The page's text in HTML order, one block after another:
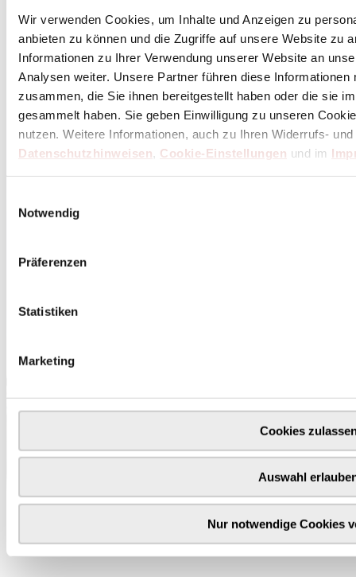
Wir verwenden Cookies, um Inhalte und Anzeigen zu
anbieten zu können und die Zugriffe auf unsere Website zu
Informationen zu Ihrer Verwendung unserer Website an
Analysen weiter. Unsere Partner führen diese
zusammen, die Sie ihnen bereitgestellt haben oder die sie
gesammelt haben. Sie geben Einwilligung zu unseren
nutzen. Weitere Informationen, auch zu Ihren Widerrufs-
Datenschutzhinweisen, Cookie-Einstellungen und im
Notwendig
Präferenzen
Statistiken
Marketing
Cookies
Auswahl
Nur notwendige Cookies
hier